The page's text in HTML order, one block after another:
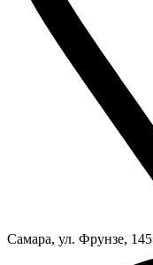
Самара, ул. Фрунзе, 145